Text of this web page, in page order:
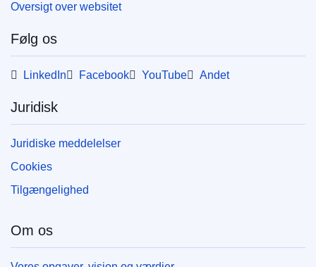
Oversigt over websitet
Følg os
LinkedIn Facebook YouTube Andet
Juridisk
Juridiske meddelelser
Cookies
Tilgængelighed
Om os